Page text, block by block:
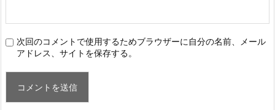
次回のコメントで使用するためブラウザーに自分の名前、メール
アドレス、サイトを保存する。